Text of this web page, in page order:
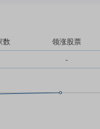
数 领涨股票
-